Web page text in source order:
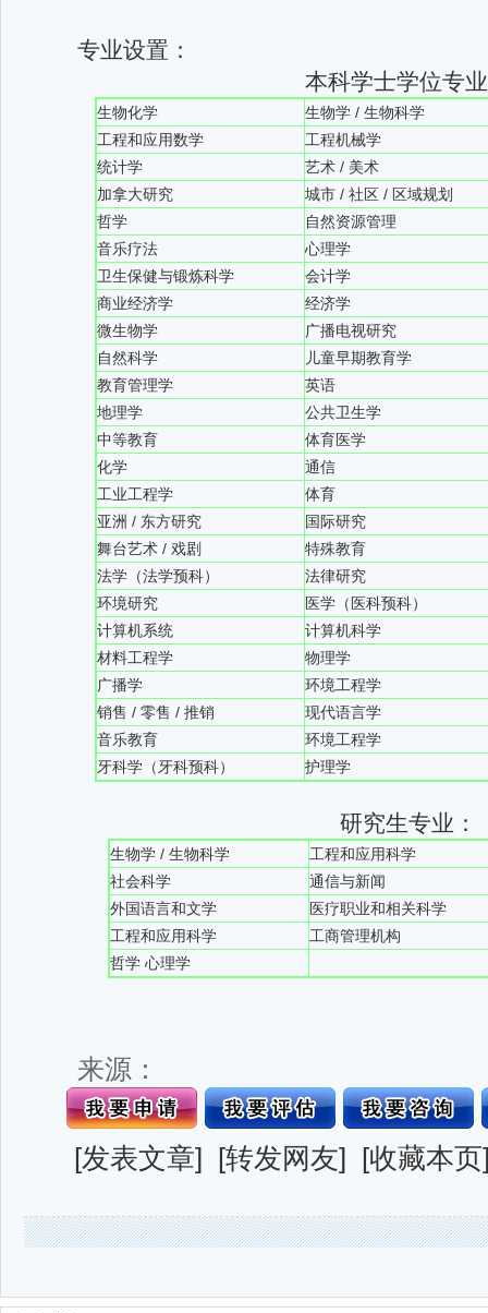
专业设置：
本科学士学位专
生物化学
生物学 / 生物科学
工程和应用数学
工程机械学
统计学
艺术 / 美术
加拿大研究
城市 / 社区 / 区域规划
哲学
自然资源管理
音乐疗法
心理学
卫生保健与锻炼科学
会计学
商业经济学
经济学
微生物学
广播电视研究
自然科学
儿童早期教育学
教育管理学
英语
地理学
公共卫生学
中等教育
体育医学
化学
通信
工业工程学
体育
亚洲 / 东方研究
国际研究
舞台艺术 / 戏剧
特殊教育
法学（法学预科）
法律研究
环境研究
医学（医科预科）
计算机系统
计算机科学
材料工程学
物理学
广播学
环境工程学
销售 / 零售 / 推销
现代语言学
音乐教育
环境工程学
牙科学（牙科预科）
护理学
研究生专业：
生物学 / 生物科学
工程和应用科学
社会科学
通信与新闻
外国语言和文学
医疗职业和相关科学
工程和应用科学
工商管理机构
哲学 心理学
来源：
[发表文章] [转发网友] [收藏本页